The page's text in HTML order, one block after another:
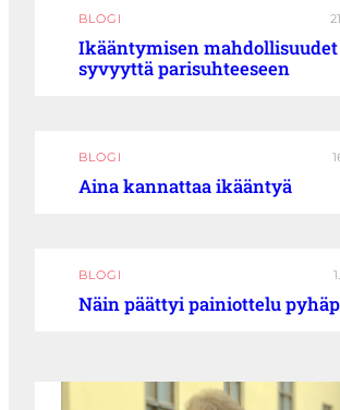
BLOGI
Ikääntymisen
syvyyttä parisuhteeseen
BLOGI
Aina kannattaa ikääntyä
BLOGI
Näin päättyi painiottelu